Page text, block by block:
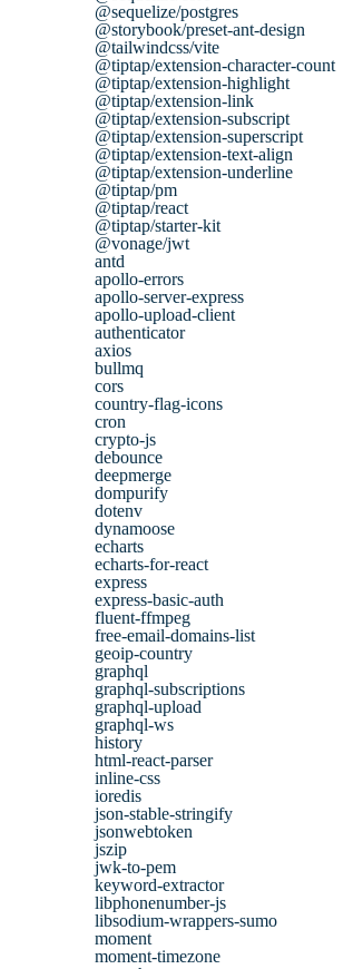
@sequelize/postgres
@storybook/preset-ant-design
@tailwindcss/vite
@tiptap/extension-character-count
@tiptap/extension-highlight
@tiptap/extension-link
@tiptap/extension-subscript
@tiptap/extension-superscript
@tiptap/extension-text-align
@tiptap/extension-underline
@tiptap/pm
@tiptap/react
@tiptap/starter-kit
@vonage/jwt
antd
apollo-errors
apollo-server-express
apollo-upload-client
authenticator
axios
bullmq
cors
country-flag-icons
cron
crypto-js
debounce
deepmerge
dompurify
dotenv
dynamoose
echarts
echarts-for-react
express
express-basic-auth
fluent-ffmpeg
free-email-domains-list
geoip-country
graphql
graphql-subscriptions
graphql-upload
graphql-ws
history
html-react-parser
inline-css
ioredis
json-stable-stringify
jsonwebtoken
jszip
jwk-to-pem
keyword-extractor
libphonenumber-js
libsodium-wrappers-sumo
moment
moment-timezone